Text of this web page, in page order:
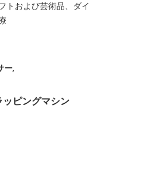
トおよび芸術品、ダイ
ー,
ピングマシン